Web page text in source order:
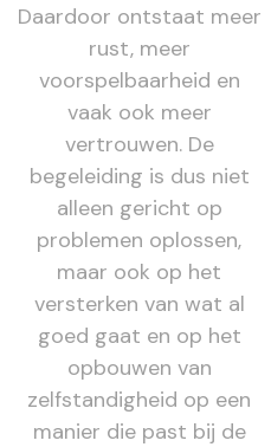
Daardoor ontstaat meer
rust, meer
voorspelbaarheid en
vaak ook meer
vertrouwen. De
begeleiding is dus niet
alleen gericht op
problemen oplossen,
maar ook op het
versterken van wat al
goed gaat en op het
opbouwen van
zelfstandigheid op een
manier die past bij de